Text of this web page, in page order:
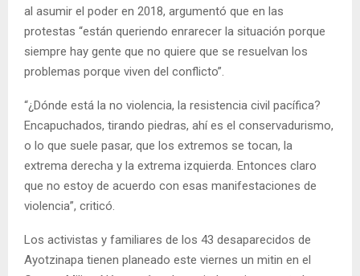
al asumir el poder en 2018, argumentó que en las
protestas “están queriendo enrarecer la situación porque
siempre hay gente que no quiere que se resuelvan los
problemas porque viven del conflicto”.
“¿Dónde está la no violencia, la resistencia civil pacífica?
Encapuchados, tirando piedras, ahí es el conservadurismo,
o lo que suele pasar, que los extremos se tocan, la
extrema derecha y la extrema izquierda. Entonces claro
que no estoy de acuerdo con esas manifestaciones de
violencia”, criticó.
Los activistas y familiares de los 43 desaparecidos de
Ayotzinapa tienen planeado este viernes un mitin en el